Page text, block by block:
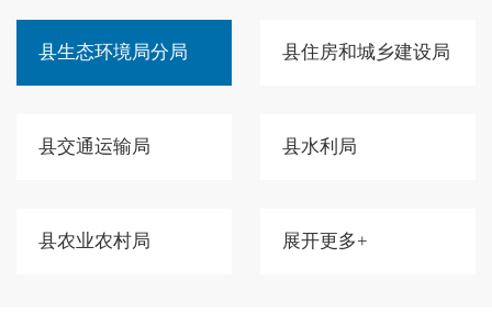
县生态环境局分局 县住房和城乡建设局
县交通运输局 县水利局
县农业农村局 展开更多+